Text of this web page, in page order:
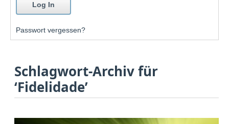
Passwort vergessen?
Schlagwort-Archiv für
‘Fidelidade’